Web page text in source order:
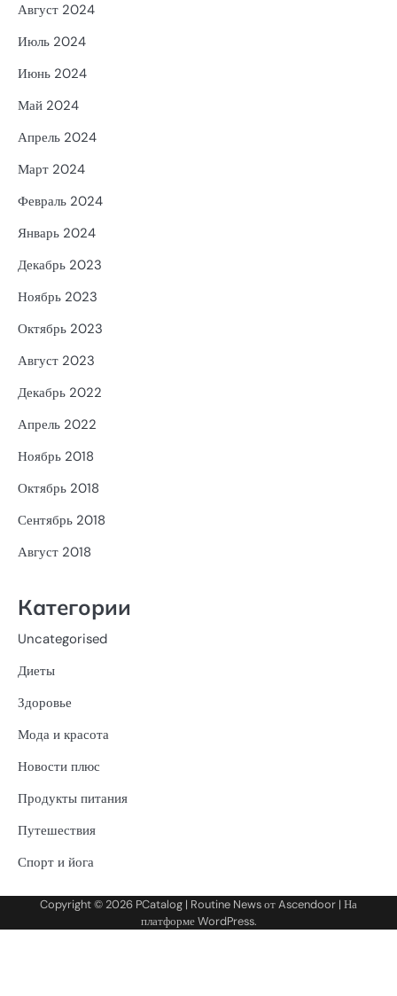
Август 2024
Июль 2024
Июнь 2024
Май 2024
Апрель 2024
Март 2024
Февраль 2024
Январь 2024
Декабрь 2023
Ноябрь 2023
Октябрь 2023
Август 2023
Декабрь 2022
Апрель 2022
Ноябрь 2018
Октябрь 2018
Сентябрь 2018
Август 2018
Категории
Uncategorised
Диеты
Здоровье
Мода и красота
Новости плюс
Продукты питания
Путешествия
Спорт и йога
Copyright © 2026 PCatalog | Routine News отAscendoor | На
платформеWordPress.